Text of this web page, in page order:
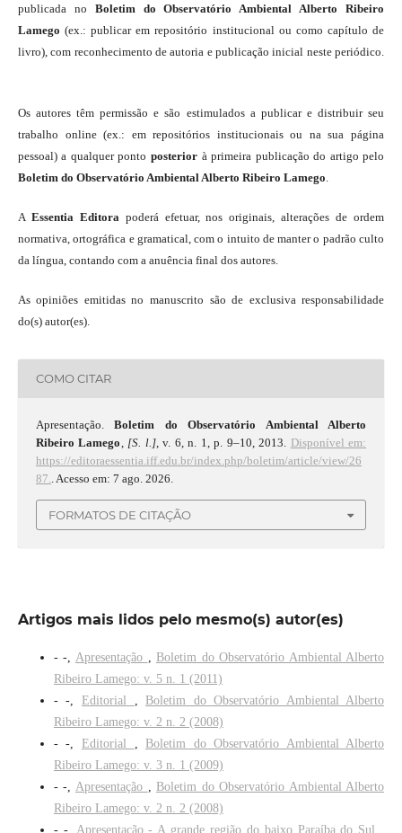
publicada no Boletim do Observatório Ambiental Alberto Ribeiro
Lamego (ex.: publicar em repositório institucional ou como capítulo de
livro), com reconhecimento de autoria e publicação inicial neste periódico.
Os autores têm permissão e são estimulados a publicar e distribuir seu
trabalho online (ex.: em repositórios institucionais ou na sua página
pessoal) a qualquer ponto posterior à primeira publicação do artigo pelo
Boletim do Observatório Ambiental Alberto Ribeiro Lamego
A Essentia Editora poderá efetuar, nos originais, alterações de ordem
normativa, ortográfica e gramatical, com o intuito de manter o padrão culto
da língua, contando com a anuência final dos autores.
As opiniões emitidas no manuscrito são de exclusiva responsabilidade
do(s) autor(es).
COMO CITAR
Apresentação.Boletim do Observatório Ambiental Alberto
Ribeiro Lamego
[S. l.], v. 6, n. 1, p. 9–10, 2013. Disponível em:
https://editoraessentia.iff.edu.br/index.php/boletim/article/view/26
87.
. Acesso em: 7 ago. 2026.
FORMATOS DE CITAÇÃO
Artigos mais lidos pelo mesmo(s) autor(es)
- -, Apresentação , Boletim do Observatório Ambiental Alberto
Ribeiro Lamego: v. 5 n. 1 (2011)
- -, Editorial , Boletim do Observatório Ambiental Alberto
Ribeiro Lamego: v. 2 n. 2 (2008)
- -, Editorial , Boletim do Observatório Ambiental Alberto
Ribeiro Lamego: v. 3 n. 1 (2009)
- -, Apresentação , Boletim do Observatório Ambiental Alberto
Ribeiro Lamego: v. 2 n. 2 (2008)
- -, Apresentação - A grande região do baixo Paraíba do Sul